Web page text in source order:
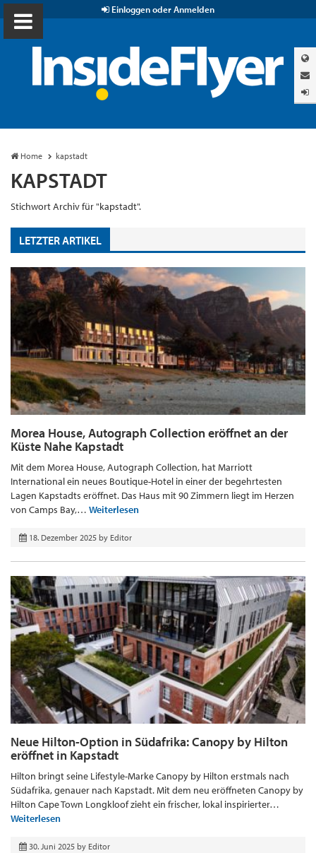
Einloggen oder Anmelden
Home kapstadt
KAPSTADT
Stichwort Archiv für "kapstadt".
LETZTER ARTIKEL
Morea House, Autograph Collection eröffnet an der
Küste Nahe Kapstadt
Mit dem Morea House, Autograph Collection, hat Marriott
International ein neues Boutique-Hotel in einer der begehrtesten
Lagen Kapstadts eröffnet. Das Haus mit 90 Zimmern liegt im Herzen
von Camps Bay,… Weiterlesen
18. Dezember 2025 by Editor
Neue Hilton-Option in Südafrika: Canopy by Hilton
eröffnet in Kapstadt
Hilton bringt seine Lifestyle-Marke Canopy by Hilton erstmals nach
Südafrika, genauer nach Kapstadt. Mit dem neu eröffneten Canopy by
Hilton Cape Town Longkloof zieht ein frischer, lokal inspirierter…
Weiterlesen
30. Juni 2025 by Editor